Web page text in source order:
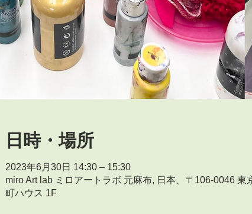
日時・場所
2023年6月30日 14:30 – 15:30
miro Art lab ミロアートラボ 元麻布, 日本、〒106-0046
町ハウス 1F